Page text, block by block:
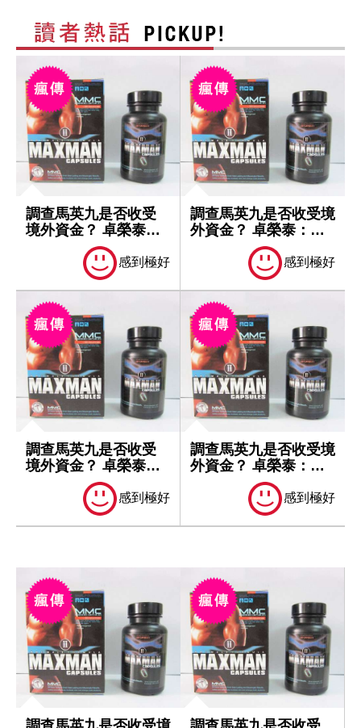
調查馬英九是否收受
境外資金？ 卓榮泰：
一切依法處理
感到極好
調查馬英九是否收受境
外資金？ 卓榮泰：一
切依法處理
感到極好
調查馬英九是否收受
境外資金？ 卓榮泰：
一切依法處理
感到極好
調查馬英九是否收受境
外資金？ 卓榮泰：一
切依法處理
感到極好